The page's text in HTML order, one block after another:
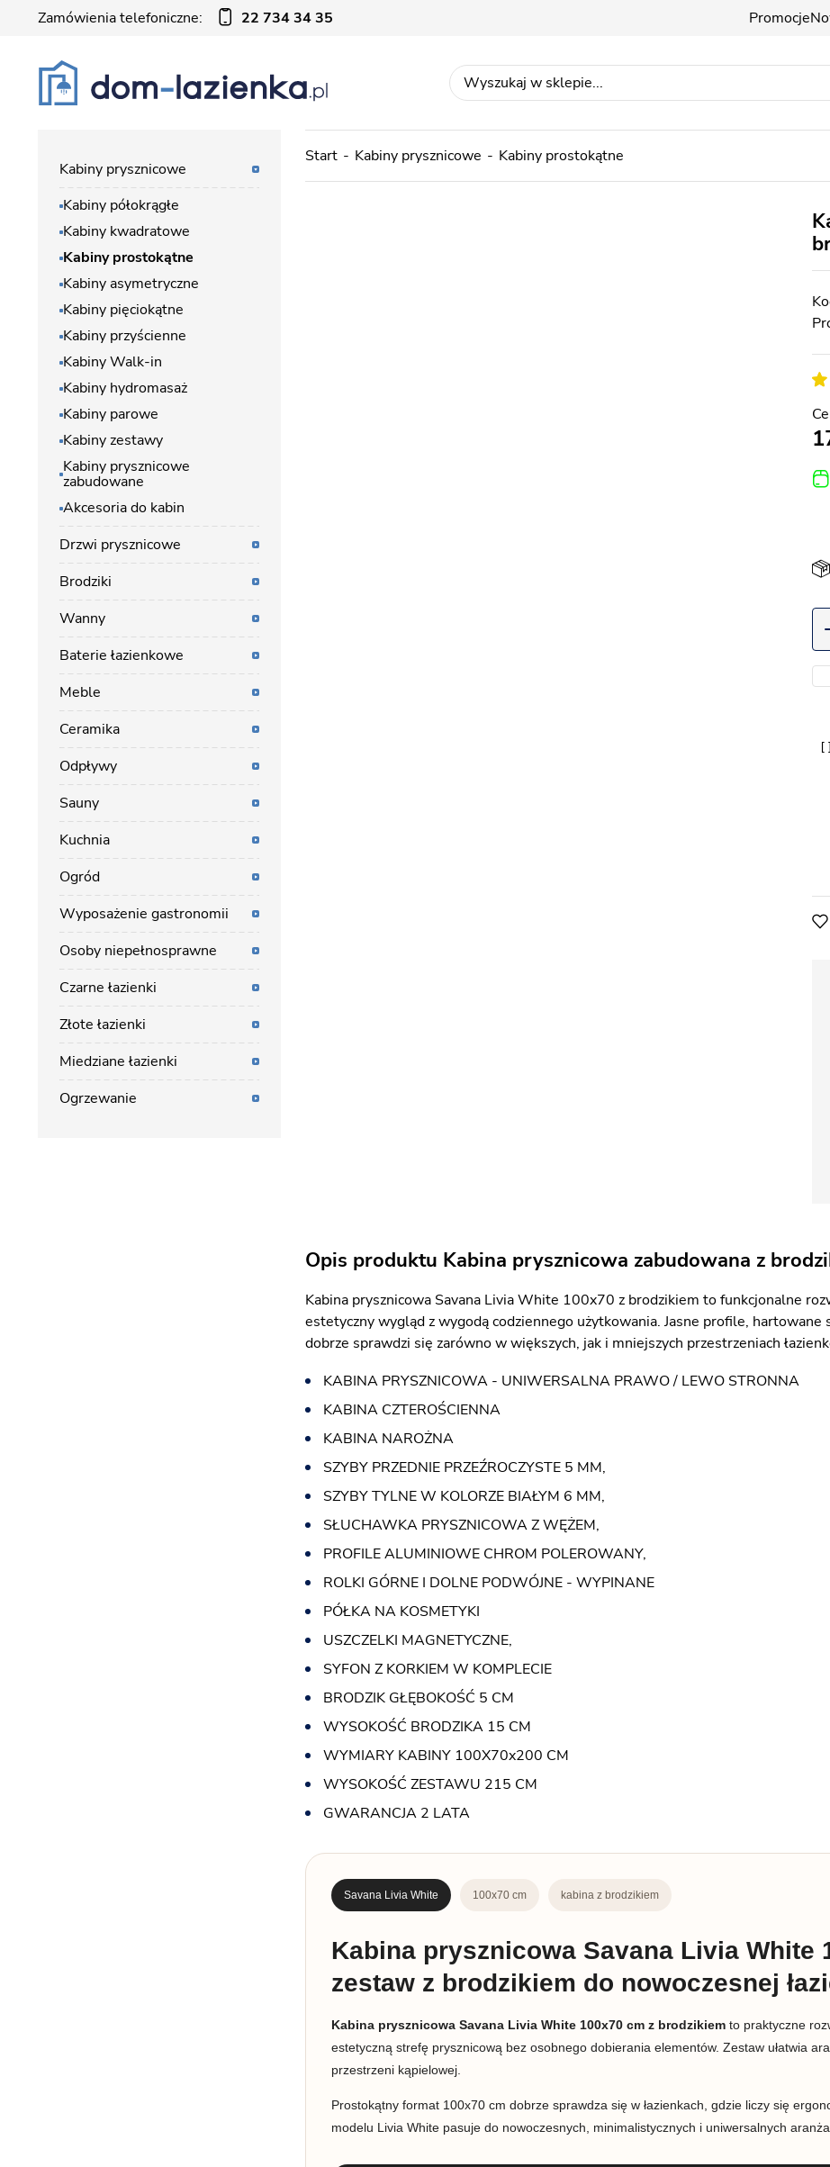
Zamówienia telefoniczne: 22 734 34 35 Promocje
Start Kabiny prysznicowe Kabiny prostokątne
Opis produktu Kabina prysznicowa zabudowana z
Kabina prysznicowa Savana Livia White 100x70 z brodzikiem to funkcjonalne
estetyczny wygląd z wygodą codziennego użytkowania. Jasne profile,
dobrze sprawdzi się zarówno w większych, jak i mniejszych przestrzeniach
KABINA PRYSZNICOWA - UNIWERSALNA PRAWO / LEWO STRONNA
KABINA CZTEROŚCIENNA
KABINA NAROŻNA
SZYBY PRZEDNIE PRZEŹROCZYSTE 5 MM,
SZYBY TYLNE W KOLORZE BIAŁYM 6 MM,
SŁUCHAWKA PRYSZNICOWA Z WĘŻEM,
PROFILE ALUMINIOWE CHROM POLEROWANY,
ROLKI GÓRNE I DOLNE PODWÓJNE - WYPINANE
PÓŁKA NA KOSMETYKI
USZCZELKI MAGNETYCZNE,
SYFON Z KORKIEM W KOMPLECIE
BRODZIK GŁĘBOKOŚĆ 5 CM
WYSOKOŚĆ BRODZIKA 15 CM
WYMIARY KABINY 100X70x200 CM
WYSOKOŚĆ ZESTAWU 215 CM
GWARANCJA 2 LATA
Savana Livia White 100x70 cm kabina z brodzikiem
Kabina prysznicowa Savana Livia White
zestaw z brodzikiem do nowoczesnej
Kabina prysznicowa Savana Livia White 100x70 cm z brodzikiem to praktyczne
estetyczną strefę prysznicową bez osobnego dobierania elementów. Zestaw ułatwia
przestrzeni kąpielowej.
Prostokątny format 100x70 cm dobrze sprawdza się w łazienkach, gdzie liczy się
modelu Livia White pasuje do nowoczesnych, minimalistycznych i uniwersalnych
Kabiny prysznicowe
Kabiny półokrągłe
Kabiny kwadratowe
Kabiny prostokątne
Kabiny asymetryczne
Kabiny pięciokątne
Kabiny przyścienne
Kabiny Walk-in
Kabiny hydromasaż
Kabiny parowe
Kabiny zestawy
Kabiny prysznicowe
zabudowane
Akcesoria do kabin
Drzwi prysznicowe
Brodziki
Wanny
Baterie łazienkowe
Meble
Ceramika
Odpływy
Sauny
Kuchnia
Ogród
Wyposażenie gastronomii
Osoby niepełnosprawne
Czarne łazienki
Złote łazienki
Miedziane łazienki
Ogrzewanie